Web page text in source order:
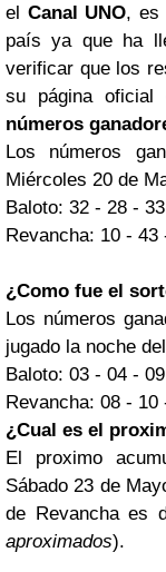
el Canal UNO, es
país ya que ha
verificar que los
su página oficial
números
Los números
Miércoles 20 de
Baloto: 32 - 28 -
Revancha: 10 -
¿Como fue el
Los números
jugado la noche
Baloto: 03 - 04 -
Revancha: 08 -
¿Cual es el
El proximo
Sábado 23 de
de Revancha es
aproximados).